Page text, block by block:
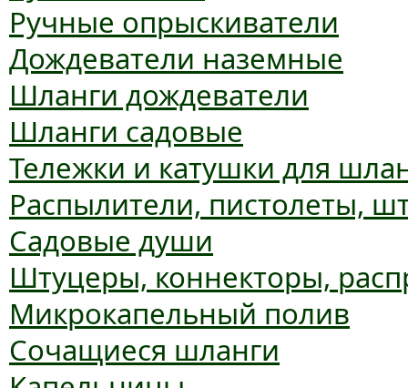
Ручные опрыскиватели
Дождеватели наземные
Шланги дождеватели
Шланги садовые
Тележки и катушки для
Распылители, пистолеты,
Садовые души
Штуцеры, коннекторы,
Микрокапельный полив
Сочащиеся шланги